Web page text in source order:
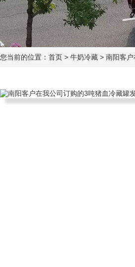
您当前的位置： 首页 > 牛奶冷藏 > 南阳客